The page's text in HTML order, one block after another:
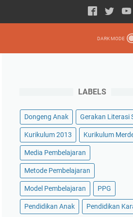
LABELS
Dongeng Anak Gerakan Literasi
Kurikulum 2013 Kurikulum
Media Pembelajaran
Metode Pembelajaran
Model Pembelajaran PPG
Pendidikan Anak Pendidikan